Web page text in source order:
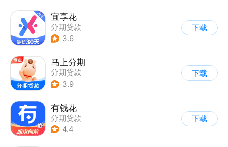
宜享花
分期贷款
3.6
下载
马上分期
分期贷款
3.9
下载
有钱花
分期贷款
4.4
下载